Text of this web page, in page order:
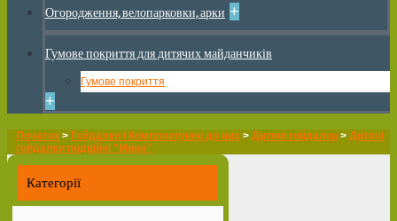
Огородження, велопарковки, арки +
Гумове покриття для дитячих майданчиків
Гумове покриття
+
Початок > Гойдалки і Комплектуючі до них > Дитячі гойдалки > Дитячі
гойдалки подвійні "Мини"
Категорії